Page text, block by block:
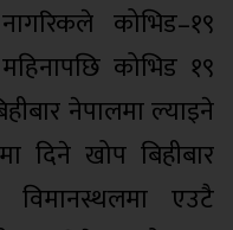
कोभिड–१९
कोभिड १९
नेपालमा ल्याइने
दिने खोप बिहीबार
विमानस्थलमा एउटै